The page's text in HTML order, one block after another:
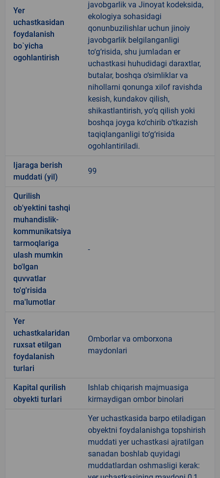
Yer
uchastkasidan
foydalanish
bo`yicha
ogohlantirish
javobgarlik va Jinoyat kodeksida,
ekologiya sohasidagi
qonunbuzilishlar uchun jinoiy
javobgarlik belgilanganligi
to‘g‘risida, shu jumladan er
uchastkasi huhudidagi daraxtlar,
butalar, boshqa o‘simliklar va
nihollarni qonunga xilof ravishda
kesish, kundakov qilish,
shikastlantirish, yo‘q qilish yoki
boshqa joyga ko‘chirib o‘tkazish
taqiqlanganligi to‘g‘risida
ogohlantiriladi.
Ijaraga berish
muddati (yil)
99
Qurilish
ob'yektini tashqi
muhandislik-
kommunikatsiya
tarmoqlariga
ulash mumkin
bo'lgan
quvvatlar
to'g'risida
ma'lumotlar
-
Yer
uchastkalaridan
ruxsat etilgan
foydalanish
turlari
Omborlar va omborxona
maydonlari
Kapital qurilish
obyekti turlari
Ishlab chiqarish majmuasiga
kirmaydigan ombor binolari
Yer uchastkasida barpo etiladigan
obyektni foydalanishga topshirish
muddati yer uchastkasi ajratilgan
sanadan boshlab quyidagi
muddatlardan oshmasligi kerak: